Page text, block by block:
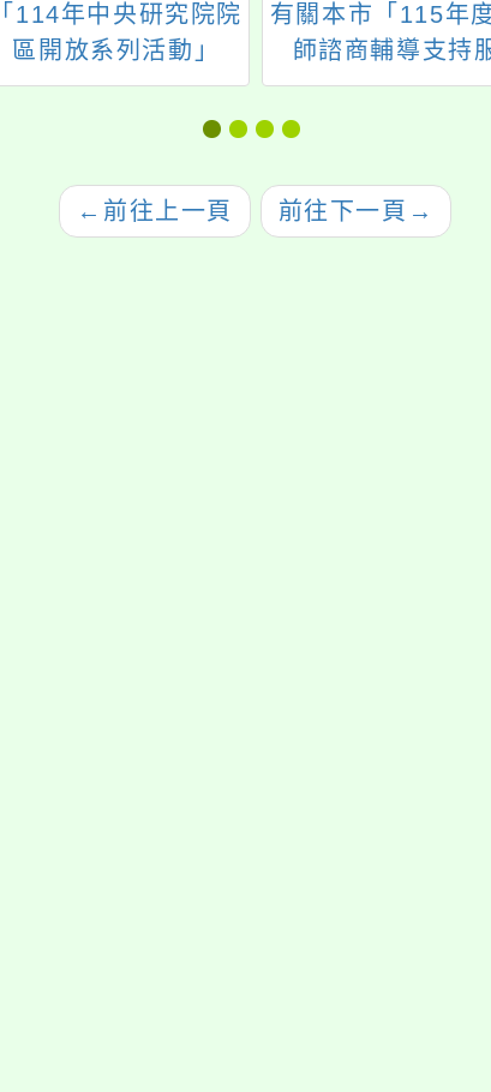
「114年中央研究院院
區開放系列活動」
有關本市「115年
師諮商輔導支持
務」新增合作諮
一案，詳如說明，
← 前往上一頁 前往下一頁 →